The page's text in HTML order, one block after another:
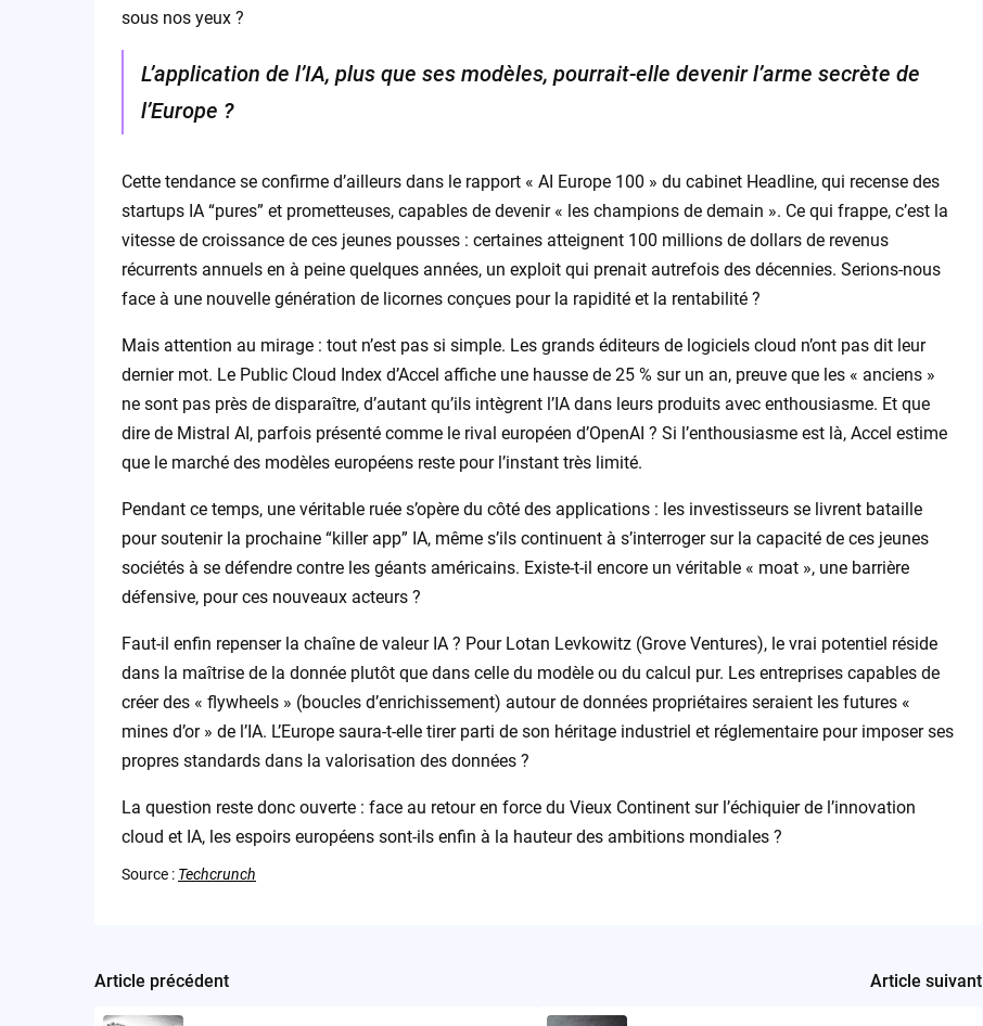
sous nos yeux ?
L’application de l’IA, plus que ses modèles, pourrait-elle devenir l’arme secrète de
l’Europe ?
Cette tendance se confirme d’ailleurs dans le rapport « AI Europe 100 » du cabinet Headline, qui recense des
startups IA “pures” et prometteuses, capables de devenir « les champions de demain ». Ce qui frappe, c’est la
vitesse de croissance de ces jeunes pousses : certaines atteignent 100 millions de dollars de revenus
récurrents annuels en à peine quelques années, un exploit qui prenait autrefois des décennies. Serions-nous
face à une nouvelle génération de licornes conçues pour la rapidité et la rentabilité ?
Mais attention au mirage : tout n’est pas si simple. Les grands éditeurs de logiciels cloud n’ont pas dit leur
dernier mot. Le Public Cloud Index d’Accel affiche une hausse de 25 % sur un an, preuve que les « anciens »
ne sont pas près de disparaître, d’autant qu’ils intègrent l’IA dans leurs produits avec enthousiasme. Et que
dire de Mistral AI, parfois présenté comme le rival européen d’OpenAI ? Si l’enthousiasme est là, Accel estime
que le marché des modèles européens reste pour l’instant très limité.
Pendant ce temps, une véritable ruée s’opère du côté des applications : les investisseurs se livrent bataille
pour soutenir la prochaine “killer app” IA, même s’ils continuent à s’interroger sur la capacité de ces jeunes
sociétés à se défendre contre les géants américains. Existe-t-il encore un véritable « moat », une barrière
défensive, pour ces nouveaux acteurs ?
Faut-il enfin repenser la chaîne de valeur IA ? Pour Lotan Levkowitz (Grove Ventures), le vrai potentiel réside
dans la maîtrise de la donnée plutôt que dans celle du modèle ou du calcul pur. Les entreprises capables de
créer des « flywheels » (boucles d’enrichissement) autour de données propriétaires seraient les futures «
mines d’or » de l’IA. L’Europe saura-t-elle tirer parti de son héritage industriel et réglementaire pour imposer ses
propres standards dans la valorisation des données ?
La question reste donc ouverte : face au retour en force du Vieux Continent sur l’échiquier de l’innovation
cloud et IA, les espoirs européens sont-ils enfin à la hauteur des ambitions mondiales ?
Source : Techcrunch
Post
Article précédent Article suivant